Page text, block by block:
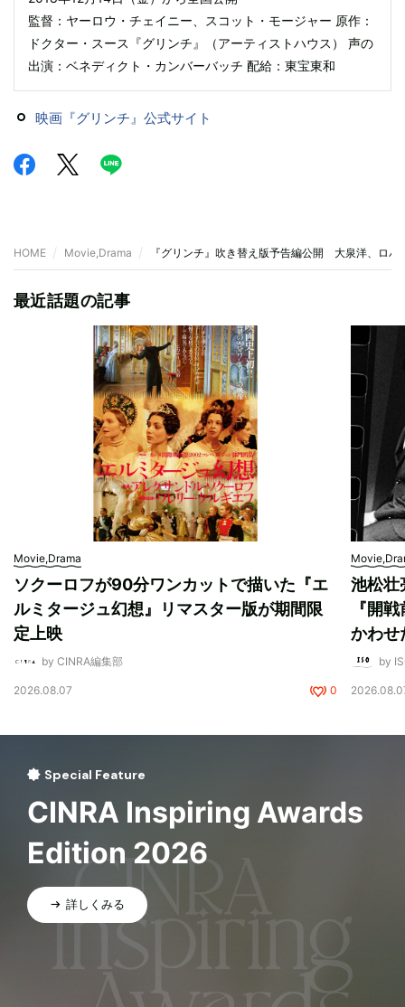
監督：ヤーロウ・チェイニー、スコット・モージャー 原作：
ドクター・スース『グリンチ』（アーティストハウス） 声の
出演：ベネディクト・カンバーバッチ 配給：東宝東和
映画『グリンチ』公式サイト
HOME Movie,Drama 『グリンチ』吹き替え版予告編公開 大泉洋、ロバ
最近話題の記事
Movie,Drama
ソクーロフが90分ワンカットで描いた『エ
ルミタージュ幻想』リマスター版が期間限
定上映
by CINRA編集部
2026.08.07 0
池松壮
『開
かわせ
by
Special Feature
CINRA Inspiring Awards
Edition 2026
詳しくみる